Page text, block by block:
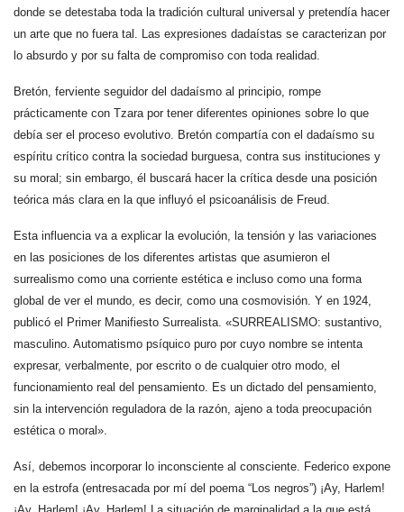
donde se detestaba toda la tradición cultural universal y pretendía hacer
un arte que no fuera tal. Las expresiones dadaístas se caracterizan por
lo absurdo y por su falta de compromiso con toda realidad.
Bretón, ferviente seguidor del dadaísmo al principio, rompe
prácticamente con Tzara por tener diferentes opiniones sobre lo que
debía ser el proceso evolutivo. Bretón compartía con el dadaísmo su
espíritu crítico contra la sociedad burguesa, contra sus instituciones y
su moral; sin embargo, él buscará hacer la crítica desde una posición
teórica más clara en la que influyó el psicoanálisis de Freud.
Esta influencia va a explicar la evolución, la tensión y las variaciones
en las posiciones de los diferentes artistas que asumieron el
surrealismo como una corriente estética e incluso como una forma
global de ver el mundo, es decir, como una cosmovisión. Y en 1924,
publicó el Primer Manifiesto Surrealista. «SURREALISMO: sustantivo,
masculino. Automatismo psíquico puro por cuyo nombre se intenta
expresar, verbalmente, por escrito o de cualquier otro modo, el
funcionamiento real del pensamiento. Es un dictado del pensamiento,
sin la intervención reguladora de la razón, ajeno a toda preocupación
estética o moral».
Así, debemos incorporar lo inconsciente al consciente. Federico expone
en la estrofa (entresacada por mí del poema “Los negros”) ¡Ay, Harlem!